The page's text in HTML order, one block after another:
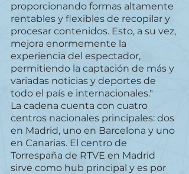
proporcionando formas altamente
rentables y flexibles de recopilar y
procesar contenidos. Esto, a su vez,
mejora enormemente la
experiencia del espectador,
permitiendo la captación de más y
variadas noticias y deportes de
todo el país e internacionales."
La cadena cuenta con cuatro
centros nacionales principales: dos
en Madrid, uno en Barcelona y uno
en Canarias. El centro de
Torrespaña de RTVE en Madrid
sirve como hub principal y es por